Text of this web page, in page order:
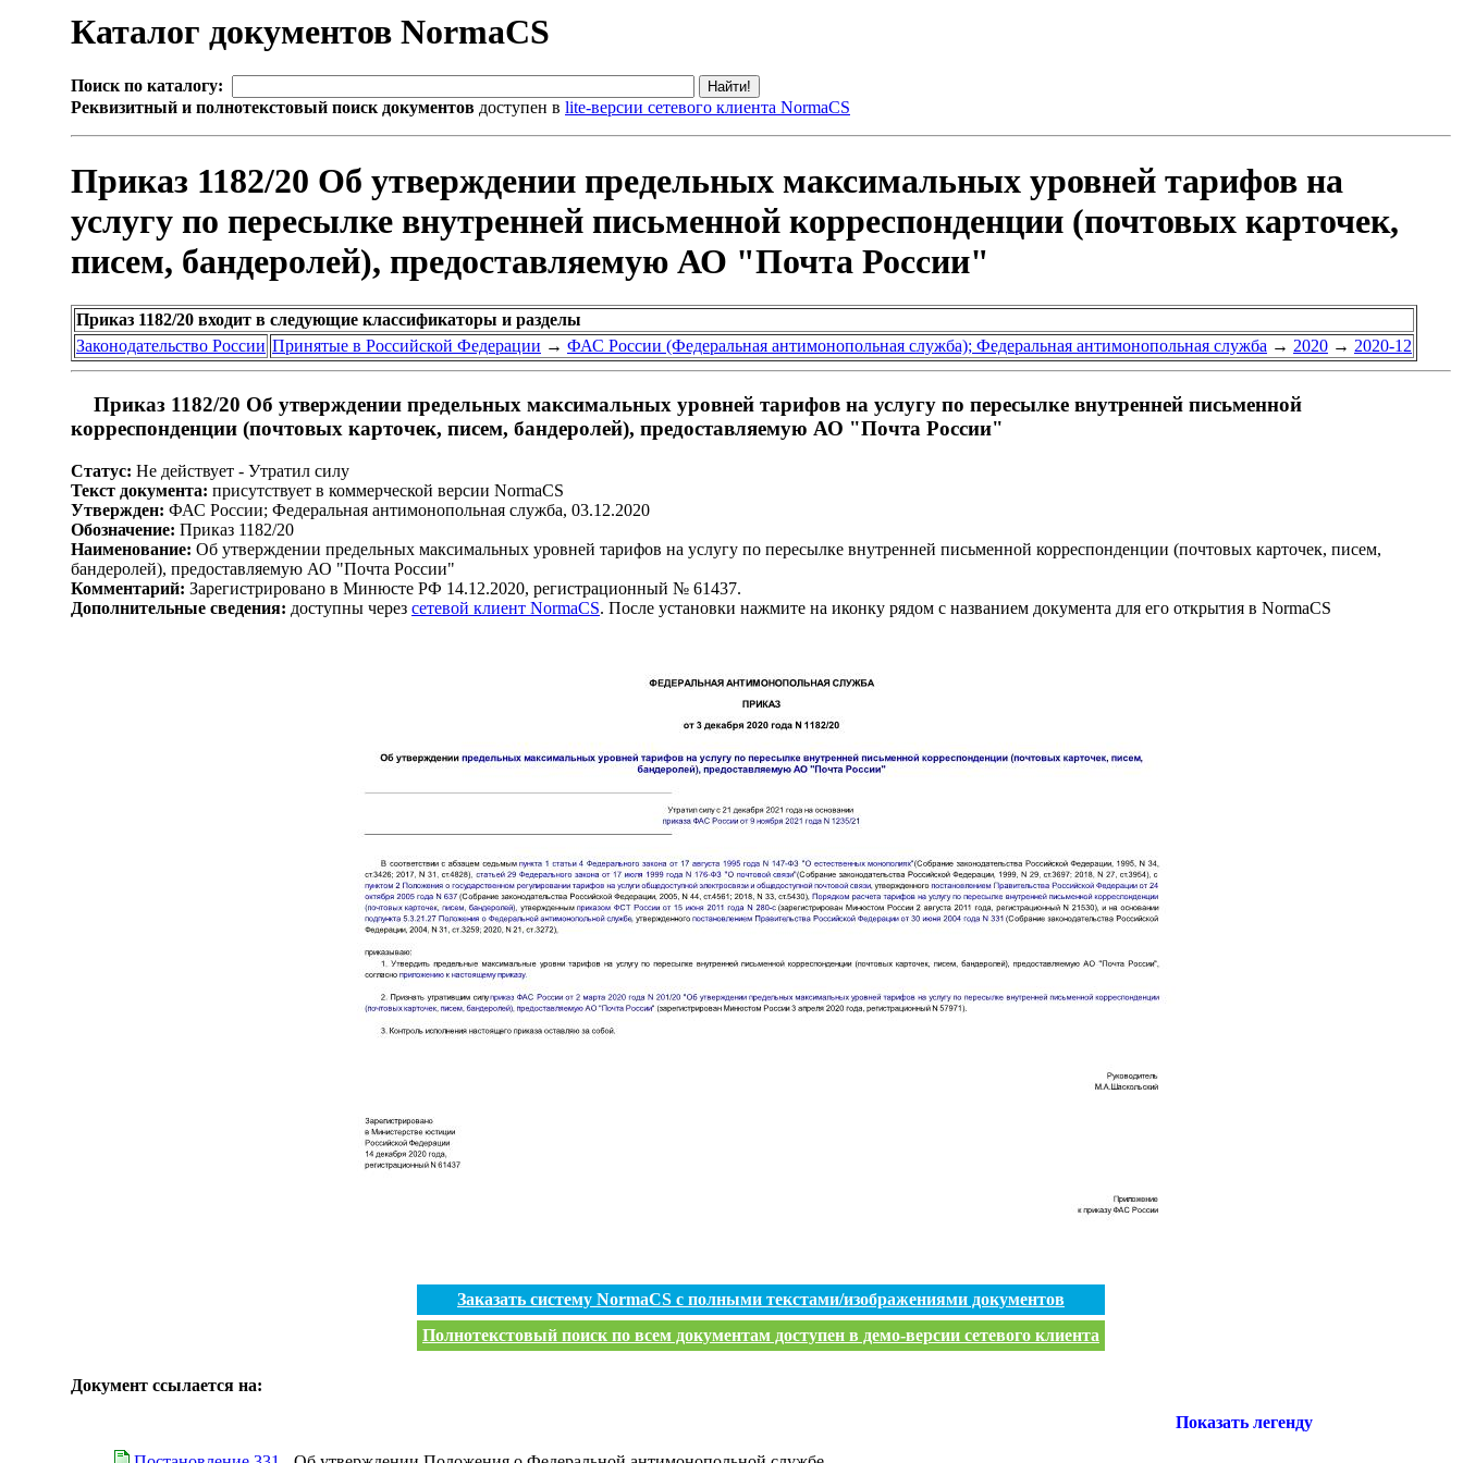
Каталог документов NormaCS
Поиск по каталогу:
Реквизитный и полнотекстовый поиск документов доступен в lite-версии сетевого клиента NormaCS
Приказ 1182/20 Об утверждении предельных максимальных уровней тарифов на
услугу по пересылке внутренней письменной корреспонденции (почтовых карточек,
писем, бандеролей), предоставляемую АО "Почта России"
Приказ 1182/20 входит в следующие классификаторы и разделы
Законодательство России Принятые в Российской Федерации → ФАС России (Федеральная антимонопольная служба); Федеральная антимонопольная служба → 2020 → 2020-12
Приказ 1182/20 Об утверждении предельных максимальных уровней тарифов на услугу по пересылке внутренней письменной
корреспонденции (почтовых карточек, писем, бандеролей), предоставляемую АО "Почта России"
Статус: Не действует - Утратил силу
Текст документа: присутствует в коммерческой версии NormaCS
Утвержден: ФАС России; Федеральная антимонопольная служба, 03.12.2020
Обозначение: Приказ 1182/20
Наименование: Об утверждении предельных максимальных уровней тарифов на услугу по пересылке внутренней письменной корреспонденции (почтовых карточек, писем,
бандеролей), предоставляемую АО "Почта России"
Комментарий: Зарегистрировано в Минюсте РФ 14.12.2020, регистрационный № 61437.
Дополнительные сведения: доступны через сетевой клиент NormaCS. После установки нажмите на иконку рядом с названием документа для его открытия в NormaCS
Заказать систему NormaCS с полными текстами/изображениями документов
Полнотекстовый поиск по всем документам доступен в демо-версии сетевого клиента
Документ ссылается на:
Показать легенду